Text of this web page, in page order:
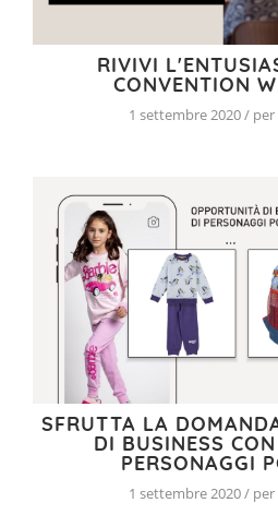
RIVIVI
CONVENTION
1 settembre 2020 /
SFRUTTA LA
DI BUSINESS
PERSONAGGI
1 settembre 2020 /